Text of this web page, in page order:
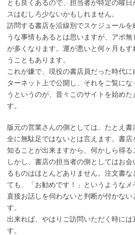
とも良くあるので、担当者が特定の曜
スはむしろ少ないかもしれません。
訪問する書店を沿線別でスケジュールを
うな事情もあるとは思いますが、アポ
が多くなります。運が悪いと何ヶ月もす
うこともあります。
これが嫌で、現役の書店員だった時代
ターネット上で公開し、それをご覧にな
うというのが、昔々このサイトを始め
す。
版元の営業さんの側としては、たとえ
全に無駄足ではないとは言えます。書
知ることが出来ますから、何かしら得る
しかし、書店の担当者の側としてはお
るものはほとんどありません。注文書
ても、「お勧めです！」というようなメ
直接お話しを伺わないと判断が付かな
す。
出来れば、やはりご訪問いただく時に
す。